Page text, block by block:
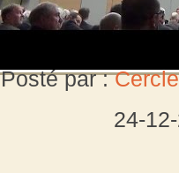
Posté par :
24-